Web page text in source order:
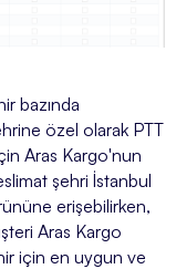
bazında
özel olarak PTT
Aras Kargo'nun
şehri İstanbul
erişebilirken,
Aras Kargo
için en uygun ve